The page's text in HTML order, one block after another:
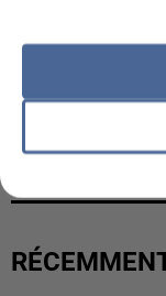
LES DONNÉES